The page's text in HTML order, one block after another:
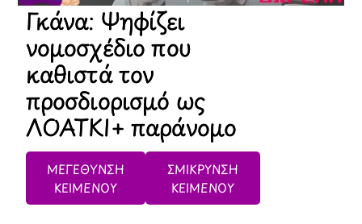
Γκάνα: Ψηφίζει
νομοσχέδιο που
καθιστά τον
προσδιορισμό ως
ΛΟΑΤΚΙ+ παράνομο
ΜΕΓΕΘΥΝΣΗ
ΚΕΙΜΕΝΟΥ
ΣΜΙΚΡΥΝΣΗ
ΚΕΙΜΕΝΟΥ